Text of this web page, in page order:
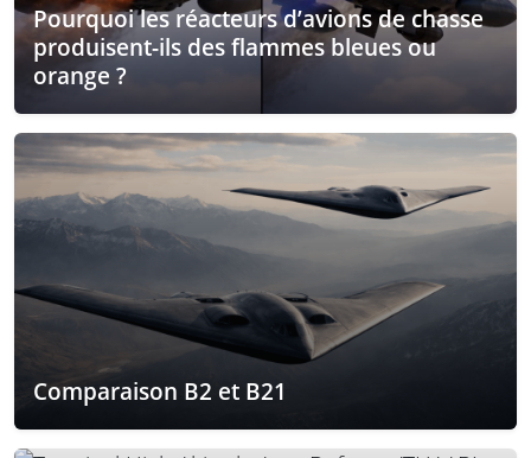
Pourquoi les réacteurs d’avions de chasse
produisent-ils des flammes bleues ou
orange ?
Comparaison B2 et B21